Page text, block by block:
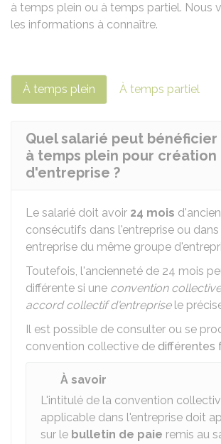
à temps plein ou à temps partiel. Nous
les informations à connaître.
À temps plein À temps partiel
Quel salarié peut
à temps plein pour création
d'entreprise ?
Le salarié doit avoir 24 mois
consécutifs dans l'entreprise ou
entreprise du même groupe
Toutefois, l'ancienneté de 24 mois
différente si une convention collective
accord collectif d'entreprisele
Il est possible de consulter ou se
convention collective de différentes
À savoir
L'intitulé de la convention
applicable dans l'entreprise doit
sur le bulletin de paie remis au